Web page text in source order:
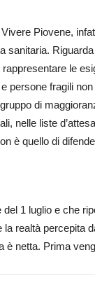
Piovene,
sanitaria.
le
persone fragili
di
nelle liste
è quello di
1 luglio e che
realtà percepita
netta. Prima